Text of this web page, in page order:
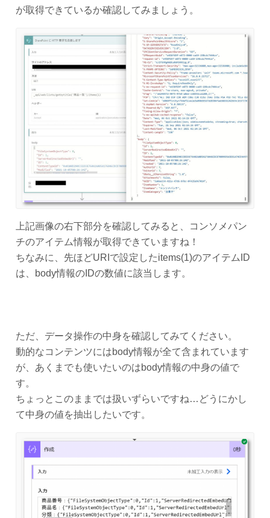
が取得できているか確認してみましょう。
上記画像の右下部分を確認してみると、コンソメパン
チのアイテム情報が取得できていますね！
ちなみに、先ほどURIで設定したitems(1)のアイテムID
は、body情報のIDの数値に該当します。
ただ、データ操作の中身を確認してみてください。
動的なコンテンツにはbody情報が全て含まれています
が、あくまでも使いたいのはbody情報の中身の値で
す。
ちょっとこのままでは扱いずらいですね…どうにかし
て中身の値を抽出したいです。